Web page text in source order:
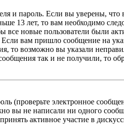
и пароль. Если вы уверены,
13 лет, то вам необходимо
все новые пользователи были
вам пришло сообщение на
то возможно вы указали
так и не получили, то
(проверьте электронное
вы не написали ни одного
активное участие в